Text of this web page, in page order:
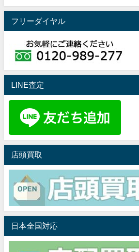
フリーダイヤル
LINE査定
店頭買取
日本全国対応